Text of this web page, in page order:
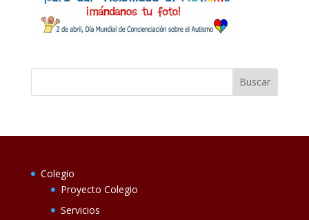
Colegio
Proyecto Colegio
Servicios